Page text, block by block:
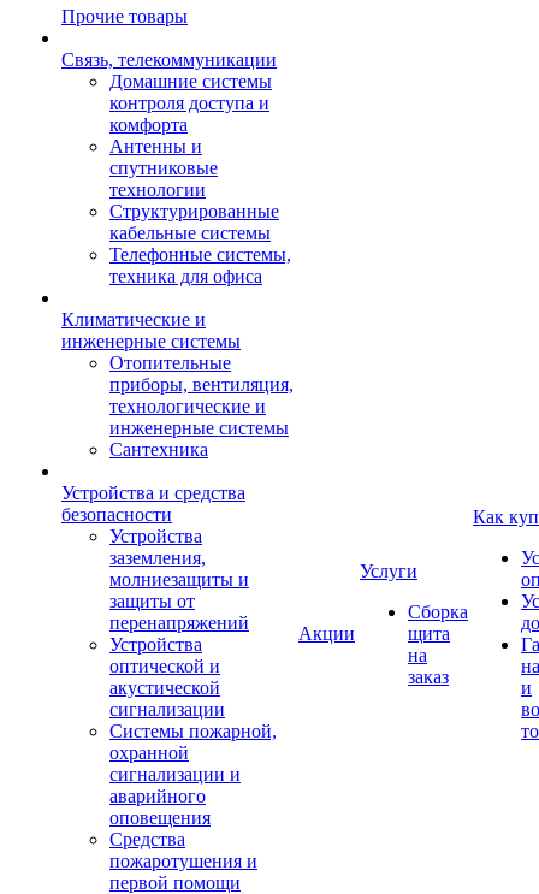
Прочие товары
Связь, телекоммуникации
Домашние системы
контроля доступа и
комфорта
Антенны и
спутниковые
технологии
Структурированные
кабельные системы
Телефонные системы,
техника для офиса
Климатические и
инженерные системы
Отопительные
приборы, вентиляция,
технологические и
инженерные системы
Сантехника
Устройства и средства
безопасности
Устройства
заземления,
молниезащиты и
защиты от
перенапряжений
Устройства
оптической и
акустической
сигнализации
Системы пожарной,
охранной
сигнализации и
аварийного
оповещения
Средства
пожаротушения и
первой помощи
Акции
Услуги
Сборка
щита
на
заказ
Как
и